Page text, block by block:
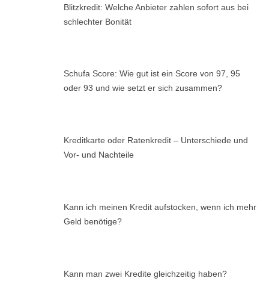
Blitzkredit: Welche Anbieter zahlen sofort aus bei
schlechter Bonität
Schufa Score: Wie gut ist ein Score von 97, 95
oder 93 und wie setzt er sich zusammen?
Kreditkarte oder Ratenkredit – Unterschiede und
Vor- und Nachteile
Kann ich meinen Kredit aufstocken, wenn ich mehr
Geld benötige?
Kann man zwei Kredite gleichzeitig haben?